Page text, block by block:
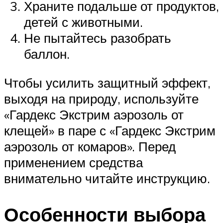
Храните подальше от продуктов,
детей с животными.
Не пытайтесь разобрать
баллон.
Чтобы усилить защитный эффект,
выходя на природу, используйте
«Гардекс Экстрим аэрозоль от
клещей» в паре с «Гардекс Экстрим
аэрозоль от комаров». Перед
применением средства
внимательно читайте инструкцию.
Особенности выбора